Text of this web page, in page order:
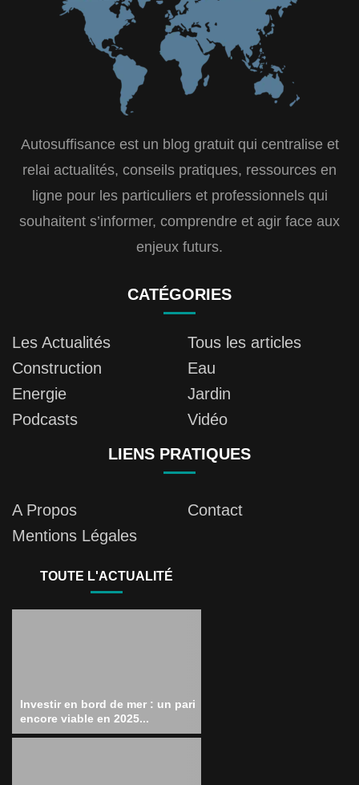
Autosuffisance est un blog gratuit qui centralise et
relai actualités, conseils pratiques, ressources en
ligne pour les particuliers et professionnels qui
souhaitent s’informer, comprendre et agir face aux
enjeux futurs.
CATÉGORIES
Les Actualités
Tous les articles
Construction
Eau
Energie
Jardin
Podcasts
Vidéo
LIENS PRATIQUES
A Propos
Contact
Mentions Légales
TOUTE L'ACTUALITÉ
Investir en bord de mer : un pari
encore viable en 2025...